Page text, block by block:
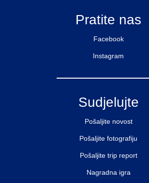
Pratite nas
Facebook
Instagram
Sudjelujte
Pošaljite novost
Pošaljite fotografiju
Pošaljite trip report
Nagradna igra